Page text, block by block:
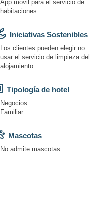
App móvil para el servicio de
habitaciones
Iniciativas Sostenibles
Los clientes pueden elegir no
usar el servicio de limpieza del
alojamiento
Tipología de hotel
Negocios
Familiar
Mascotas
No admite mascotas